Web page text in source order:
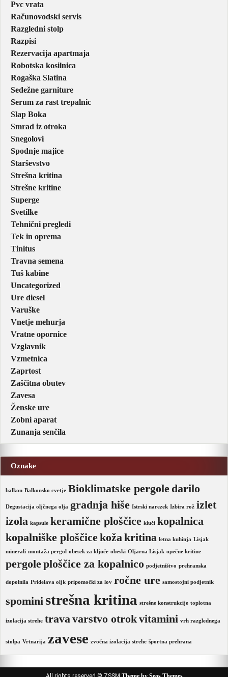
Pvc vrata
Računovodski servis
Razgledni stolp
Razpisi
Rezervacija apartmaja
Robotska kosilnica
Rogaška Slatina
Sedežne garniture
Serum za rast trepalnic
Slap Boka
Smrad iz otroka
Snegolovi
Spodnje majice
Starševstvo
Strešna kritina
Strešne kritine
Superge
Svetilke
Tehnični pregledi
Tek in oprema
Tinitus
Travna semena
Tuš kabine
Uncategorized
Ure diesel
Varuške
Vnetje mehurja
Vratne opornice
Vzglavnik
Vzmetnica
Zaprtost
Zaščitna obutev
Zavesa
Ženske ure
Zobni aparat
Zunanja senčila
Oznake
balkon Balkonsko cvetje Bioklimatske pergole darilo
Degustacija oljčnega olja gradnja hiše Istrski narezek Izbira rož izlet
izola kapsule keramične ploščice kluči kopalnica
kopalniške ploščicekožakritina letna kuhinja Lisjak
minerali montaža pergol obesek za ključe obeski Oljarna Lisjak opečne kritine
pergoleploščice za kopalnico podjetništvo prehranska
dopolnila Pridelava oljk pripomočki za lov ročne ure samostojni podjetnik
spomini strešna kritina strešne konstrukcije toplotna
izolacija strehe travavarstvo otrokvitamini vrh razglednega
stolpa Vrtnarija zavese zvočna izolacija strehe športna prehrana